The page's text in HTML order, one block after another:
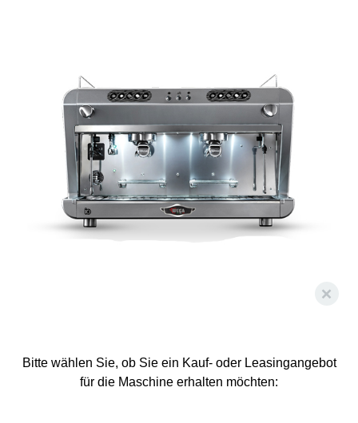
Bitte wählen Sie, ob Sie ein Kauf- oder Leasingangebot
für die Maschine erhalten möchten: